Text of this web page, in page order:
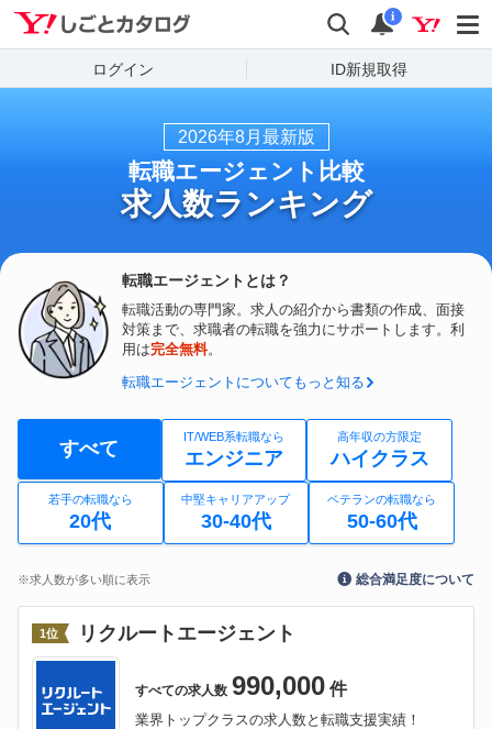
Yahoo!しごとカタログ
検索
通知
i
ログイン ID新規取得
2026年8月最新版
転職エージェント比較
求人数ランキング
転職エージェントとは？
転職活動の専門家。求人の紹介から書類の作成、面接
対策まで、求職者の転職を強力にサポートします。利
用は完全無料。
転職エージェントについてもっと知る
すべて
IT/WEB系転職なら
エンジニア
高年収の方限定
ハイクラス
若手の転職なら
20代
中堅キャリアアップ
30-40代
ベテランの転職なら
50-60代
※求人数が多い順に表示 総合満足度について
1位 リクルートエージェント
すべての求人数 990,000 件
業界トップクラスの求人数と転職支援実績！